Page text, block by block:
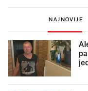
NAJNOVIJE